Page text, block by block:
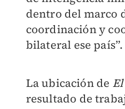
dentro del marco
coordinación y
bilateral ese país”.
​La ubicación de
resultado de